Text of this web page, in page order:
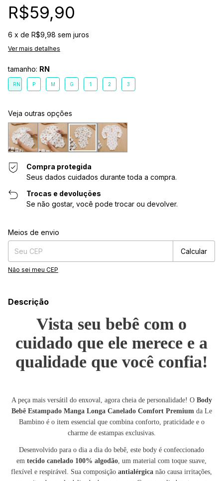
R$59,90
6 x de R$9,98 sem juros
Ver mais detalhes
tamanho: RN
RN P M G 1 2 3
Veja outras opções
Compra protegida
Seus dados cuidados durante toda a compra.
Trocas e devoluções
Se não gostar, você pode trocar ou devolver.
Entregas para o CEP:
Meios de envio
Calcular
Não sei meu CEP
Descrição
Vista seu bebê com o
cuidado que ele merece e a
qualidade que você confia!
A peça mais versátil do enxoval, agora cheia de personalidade! O Body
Bebê Estampado Manga Longa Canelado Comfort Premiumda Le
Bambino é o item essencial que combina conforto, praticidade e o
charme de estampas exclusivas.
Desenvolvido para o dia a dia do bebê, este body é confeccionado
em tecido canelado 100% algodão, um material com toque suave,
flexível e respirável. Sua composição antialérgica não causa irritações,